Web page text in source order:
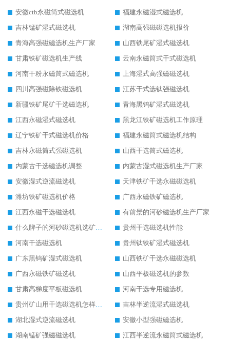
安徽ctb永磁筒式磁选机
福建永磁湿式磁选机
吉林锰矿湿式磁选机
湖南高强磁磁选机报价
青海高强磁磁选机生产厂家
山西铁尾矿湿式磁选机
甘肃铁矿磁选机生产线
云南永磁筒式干式磁选机
河南干粉永磁筒式磁选机
上海湿式高强磁磁选机
四川高强磁除铁磁选机
江苏干式选钛强磁选机
新疆铁矿尾矿干选磁选机
青海黑钨矿湿式磁选机
江西永磁湿式磁选机
黑龙江铁矿磁选机工作原理
辽宁铁矿干式磁选机价格
福建永磁筒式磁选机结构
吉林永磁筒式强磁选机
山西干选筒式磁选机
内蒙古干选磁选机调整
内蒙古湿式磁选机生产厂家
安徽湿式逆流磁选机
天津铁矿干选永磁磁选机
潍坊铁矿磁选机价格
广西永磁铁矿磁选机
江西永磁干选磁选机
有前景的河砂磁选机生产厂家
什么牌子的河砂磁选机选矿效果好
贵州干选磁选机性能
河南干选磁选机
贵州钛铁矿湿式磁选机
广东黑钨矿湿式磁选机
山西铁矿干选永磁磁选机
广西永磁铁矿磁选机
山西平板磁选机的参数
甘肃高梯度平板磁选机
河南干选专用磁选机
贵州矿山用干选磁选机怎样调磁
吉林半逆流湿式磁选机
湖北湿式逆流磁选机
安徽小型强磁磁选机
湖南锰矿强磁磁选机
江西半逆流永磁筒式磁选机